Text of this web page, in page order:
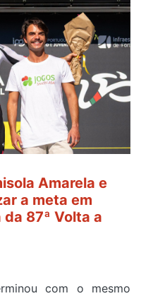
Amarela e
a meta em
87ª Volta a
com o mesmo